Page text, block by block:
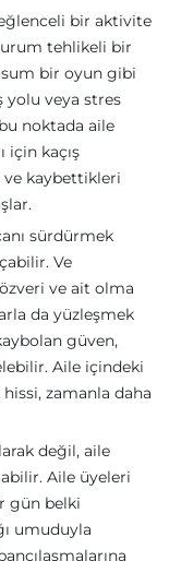
bir aktivite
tehlikeli bir
bir oyun gibi
yolu veya stres
noktada aile
için kaçış
kaybettikleri
sürdürmek
Ve
ve ait olma
da yüzleşmek
güven,
Aile içindeki
zamanla daha
değil, aile
Aile üyeleri
gün belki
umuduyla